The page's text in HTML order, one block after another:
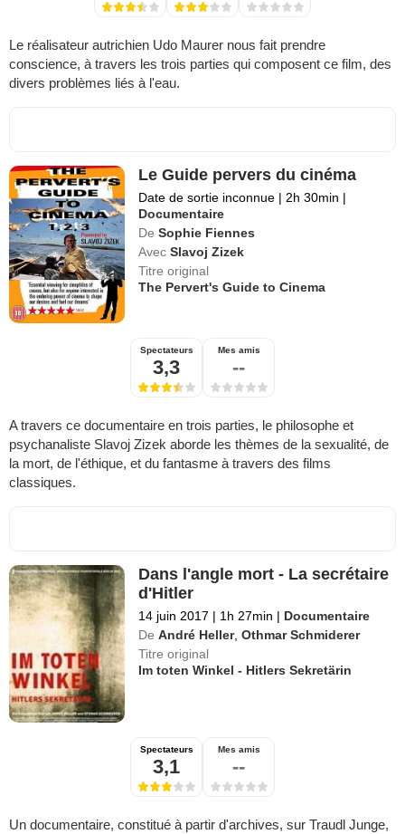
Le réalisateur autrichien Udo Maurer nous fait prendre
conscience, à travers les trois parties qui composent ce film, des
divers problèmes liés à l'eau.
Le Guide pervers du cinéma
Date de sortie inconnue | 2h 30min |
Documentaire
De Sophie Fiennes
Avec Slavoj Zizek
Titre original
The Pervert's Guide to Cinema
Spectateurs
3,3
Mes amis
--
A travers ce documentaire en trois parties, le philosophe et
psychanaliste Slavoj Zizek aborde les thèmes de la sexualité, de
la mort, de l'éthique, et du fantasme à travers des films
classiques.
Dans l'angle mort - La secrétaire
d'Hitler
14 juin 2017 | 1h 27min | Documentaire
De André Heller,Othmar Schmiderer
Titre original
Im toten Winkel - Hitlers Sekretärin
Spectateurs
3,1
Mes amis
--
Un documentaire, constitué à partir d'archives, sur Traudl Junge,